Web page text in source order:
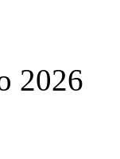
2026